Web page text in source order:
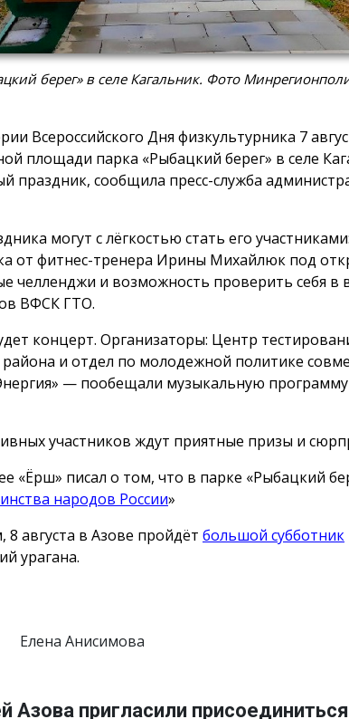
берег» в селе Кагальник. Фото
Всероссийского Дня физкультурника 7
площади парка «Рыбацкий берег» в селе
праздник, сообщила пресс-служба
могут с лёгкостью стать его
от фитнес-тренера Ирины Михайлюк под
челленджи и возможность проверить себя в
ВФСК ГТО.
концерт. Организаторы: Центр
района и отдел по молодежной политике
— пообещали музыкальную
участников ждут приятные призы и
«Ёрш» писал о том, что в парке «Рыбацкий
народов России»
августа в Азове пройдёт большой субботник
урагана.
Елена Анисимова
Азова пригласили